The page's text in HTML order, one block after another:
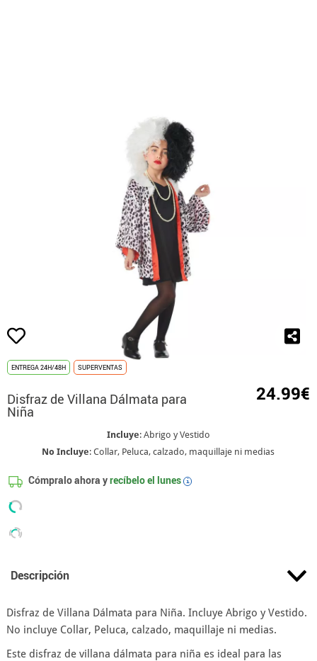
ENTREGA 24H/48H SUPERVENTAS
Disfraz de Villana Dálmata para
Niña
24.99€
Incluye: Abrigo y Vestido
No Incluye: Collar, Peluca, calzado, maquillaje ni medias
Cómpralo ahora yrecíbelo el lunes i
Descripción
Disfraz de Villana Dálmata para Niña. Incluye Abrigo y Vestido.
No incluye Collar, Peluca, calzado, maquillaje ni medias.
Este disfraz de villana dálmata para niña es ideal para las